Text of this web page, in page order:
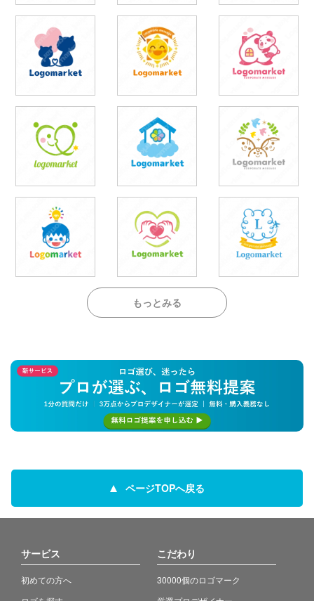
もっとみる
ページTOPへ戻る
サービス
初めての方へ
こだわり
30000個のロゴマーク